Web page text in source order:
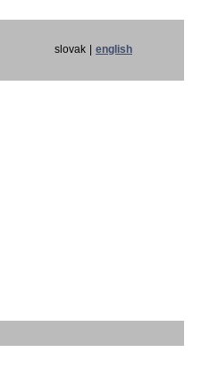
slovak english